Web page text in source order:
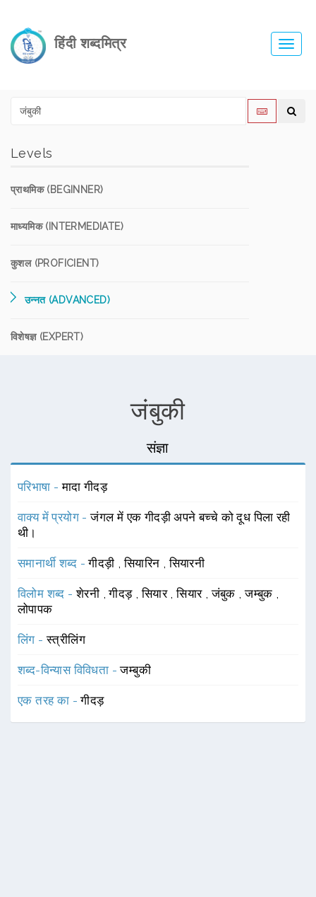
हिंदी शब्दमित्र
Levels
प्राथमिक (BEGINNER)
माध्यमिक (INTERMEDIATE)
कुशल (PROFICIENT)
उन्नत (ADVANCED)
विशेषज्ञ (EXPERT)
जंबुकी
संज्ञा
परिभाषा -मादा गीदड़
वाक्य में प्रयोग -जंगल में एक गीदड़ी अपने बच्चे को दूध पिला रही
थी।
समानार्थी शब्द -गीदड़ी ,सियारिन ,सियारनी
विलोम शब्द -शेरनी ,गीदड़ ,सियार ,सियार ,जंबुक ,जम्बुक ,
लोपापक
लिंग -स्त्रीलिंग
शब्द-विन्यास विविधता -जम्बुकी
एक तरह का -गीदड़